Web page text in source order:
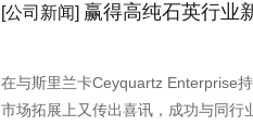
[公司新闻] 赢得高纯石英行业
在与斯里兰卡Ceyquartz Enterprise
市场拓展上又传出喜讯，成功与同行